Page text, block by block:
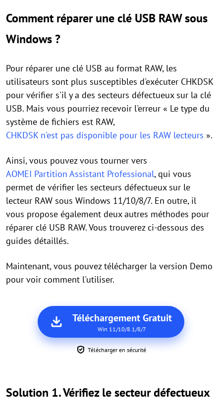
Comment réparer une clé USB RAW sous
Windows ?
Pour réparer une clé USB au format RAW, les
utilisateurs sont plus susceptibles d'exécuter CHKDSK
pour vérifier s'il y a des secteurs défectueux sur la clé
USB. Mais vous pourriez recevoir l'erreur « Le type du
système de fichiers est RAW,
CHKDSK n'est pas disponible pour les RAW lecteurs ».
Ainsi, vous pouvez vous tourner vers
AOMEI Partition Assistant Professional, qui vous
permet de vérifier les secteurs défectueux sur le
lecteur RAW sous Windows 11/10/8/7. En outre, il
vous propose également deux autres méthodes pour
réparer clé USB RAW. Vous trouverez ci-dessous des
guides détaillés.
Maintenant, vous pouvez télécharger la version Demo
pour voir comment l'utiliser.
Téléchargement Gratuit
Win 11/10/8.1/8/7
Télécharger en sécurité
Solution 1. Vérifiez le secteur défectueux